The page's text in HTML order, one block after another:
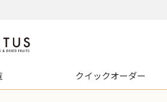
クイックオーダー